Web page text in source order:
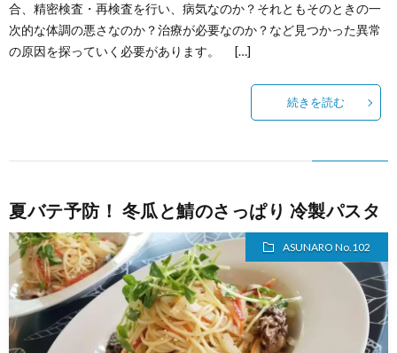
合、精密検査・再検査を行い、病気なのか？それともそのときの一
次的な体調の悪さなのか？治療が必要なのか？など見つかった異常
の原因を探っていく必要があります。 […]
続きを読む
夏バテ予防！ 冬瓜と鯖のさっぱり 冷製パスタ
ASUNARO No.102